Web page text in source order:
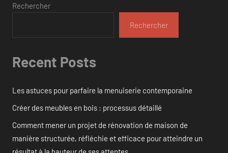
Rechercher
Rechercher
Recent Posts
Les astuces pour parfaire la menuiserie contemporaine
Créer des meubles en bois : processus détaillé
Comment mener un projet de rénovation de maison de
manière structurée, réfléchie et efficace pour atteindre un